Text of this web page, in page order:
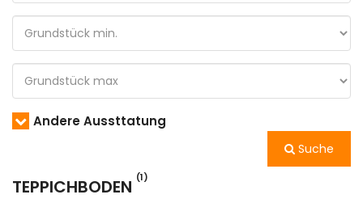
Andere Aussttatung
Suche
TEPPICHBODEN (1)